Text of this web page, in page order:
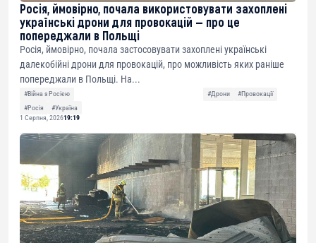
Росія, ймовірно, почала використовувати захоплені
українські дрони для провокацій — про це
попереджали в Польщі
Росія, ймовірно, почала застосовувати захоплені українські
далекобійні дрони для провокацій, про можливість яких раніше
попереджали в Польщі. На...
#Війна з Росією #Дрони
#Провокації
#Росія
#Україна
1 Серпня, 202619:19